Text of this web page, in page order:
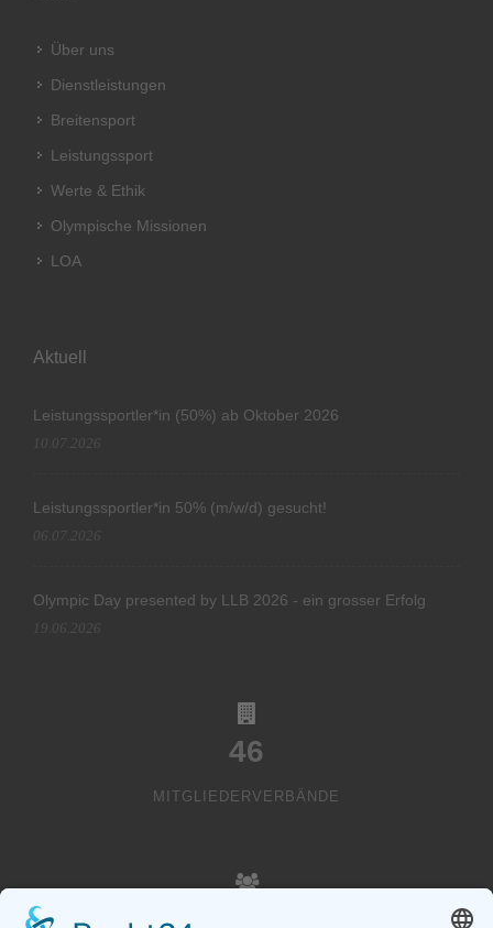
Über uns
Dienstleistungen
Breitensport
Leistungssport
Werte & Ethik
Olympische Missionen
LOA
Aktuell
Leistungssportler*in (50%) ab Oktober 2026
10.07.2026
Leistungssportler*in 50% (m/w/d) gesucht!
06.07.2026
Olympic Day presented by LLB 2026 - ein grosser Erfolg
19.06.2026
46
MITGLIEDERVERBÄNDE